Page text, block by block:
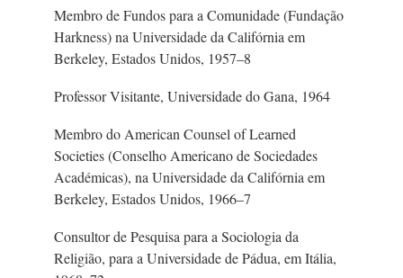
Membro de Fundos para a Comunidade (Fundação
Harkness) na Universidade da Califórnia em
Berkeley, Estados Unidos, 1957–8
Professor Visitante, Universidade do Gana, 1964
Membro do American Counsel of Learned
Societies (Conselho Americano de Sociedades
Académicas), na Universidade da Califórnia em
Berkeley, Estados Unidos, 1966–7
Consultor de Pesquisa para a Sociologia da
Religião, para a Universidade de Pádua, em Itália,